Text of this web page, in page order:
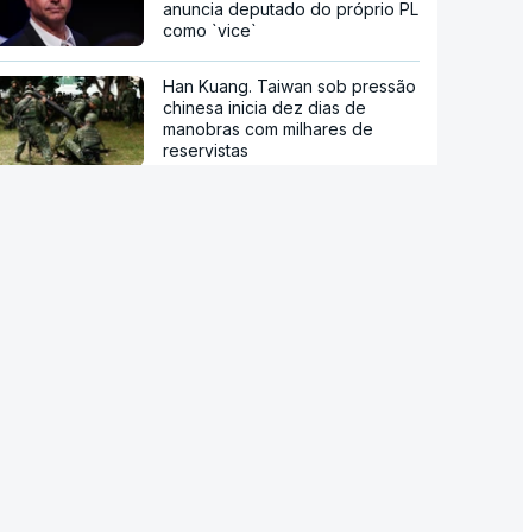
anuncia deputado do próprio PL
como `vice`
Han Kuang. Taiwan sob pressão
chinesa inicia dez dias de
manobras com milhares de
reservistas